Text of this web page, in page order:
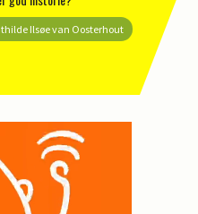
Ilsøe van Oosterhout